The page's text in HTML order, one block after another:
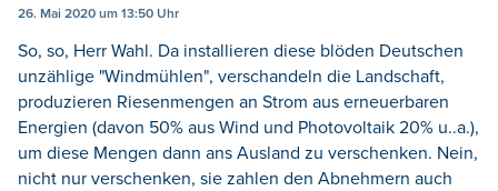
26. Mai 2020 um 13:50 Uhr
So, so, Herr Wahl. Da installieren diese blöden Deutschen
unzählige "Windmühlen", verschandeln die Landschaft,
produzieren Riesenmengen an Strom aus erneuerbaren
Energien (davon 50% aus Wind und Photovoltaik 20% u..a.),
um diese Mengen dann ans Ausland zu verschenken. Nein,
nicht nur verschenken, sie zahlen den Abnehmern auch